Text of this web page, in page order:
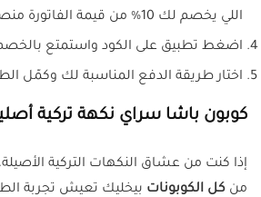
اللي يخصم لك 10% من قيمة الفاتورة منصة كل الكوبونات.
اضغط تطبيق على الكود واستمتع
اختار طريقة الدفع المناسبة لك وكمّل
كوبون باشا سراي نكهة تركية
إذا كنت من عشاق النكهات التركية
من كل الكوبونات بيخليك تعيش تجربة